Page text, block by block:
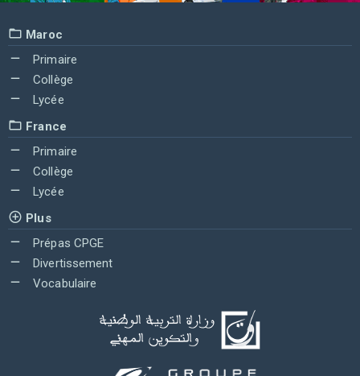
Maroc
Primaire
Collège
Lycée
France
Primaire
Collège
Lycée
Plus
Prépas CPGE
Divertissement
Vocabulaire